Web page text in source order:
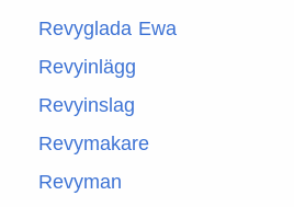
Revyglada Ewa
Revyinlägg
Revyinslag
Revymakare
Revyman